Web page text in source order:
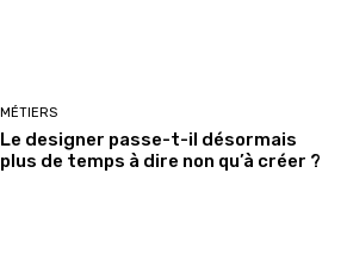
MÉTIERS
Le designer passe-t-il désormais
plus de temps à dire non qu’à créer ?